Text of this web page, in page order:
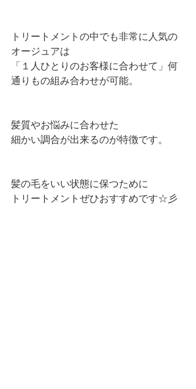
トリートメントの中でも非常に人気の
オージュアは
「１人ひとりのお客様に合わせて」何
通りもの組み合わせが可能。
髪質やお悩みに合わせた
細かい調合が出来るのが特徴です。
髪の毛をいい状態に保つために
トリートメントぜひおすすめです☆彡